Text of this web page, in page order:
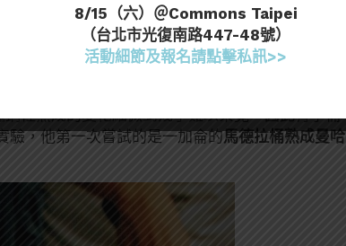
裡熟成的變化細微到幾乎難以察覺，因此有了桶
驗，他第一次嘗試的是一加侖的馬德拉桶熟成曼哈
8/15（六）＠Commons Taipei
（台北市光復南路447-48號）
活動細節及報名請點擊私訊>>